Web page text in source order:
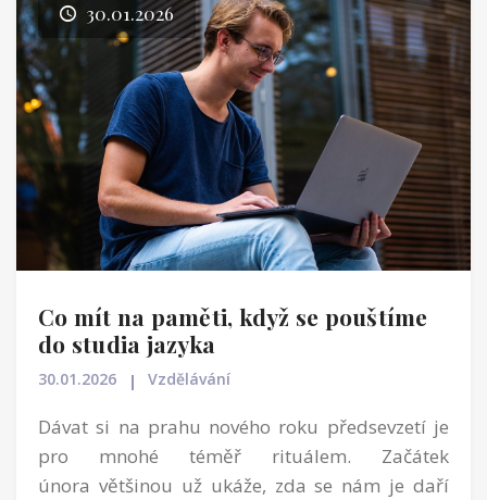
30.01.2026
Co mít na paměti, když se pouštíme
do studia jazyka
30.01.2026 Vzdělávání
Dávat si na prahu nového roku předsevzetí je
pro mnohé téměř rituálem. Začátek
února většinou už ukáže, zda se nám je daří